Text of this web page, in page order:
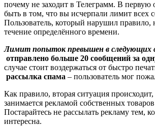
почему не заходит в Телеграмм. В первую
быть в том, что вы исчерпали лимит всех
Пользователь, который нарушил правило,
течение определённого времени.
Лимит попыток превышен в следующих
отправлено больше 20 сообщений за
случае стоит воздержаться от быстро
рассылка спама – пользователь мог
Как правило, вторая ситуация происходит,
занимается рекламой собственных
Постарайтесь не рассылать рекламу тем,
интересна.